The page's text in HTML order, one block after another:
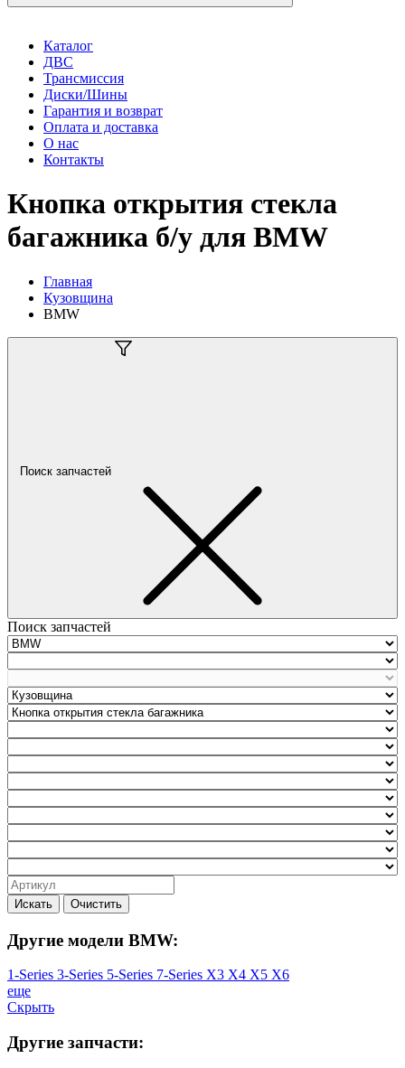
Каталог
ДВС
Трансмиссия
Диски/Шины
Гарантия и возврат
Оплата и доставка
О нас
Контакты
Кнопка открытия стекла
багажника б/у для BMW
Главная
Кузовщина
BMW
Поиск запчастей
Поиск запчастей
Искать Очистить
Другие модели BMW:
1-Series 3-Series 5-Series 7-Series X3 X4 X5 X6
еще
Скрыть
Другие запчасти: